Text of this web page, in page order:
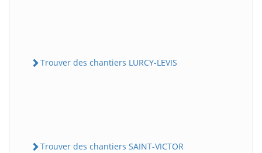
Trouver des chantiers LURCY-LEVIS
Trouver des chantiers SAINT-VICTOR